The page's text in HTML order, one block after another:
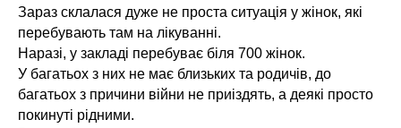
Зараз склалася дуже не проста ситуація у жінок, які
перебувають там на лікуванні.
Наразі, у закладі перебуває біля 700 жінок.
У багатьох з них не має близьких та родичів, до
багатьох з причини війни не приіздять, а деякі просто
покинуті рідними.